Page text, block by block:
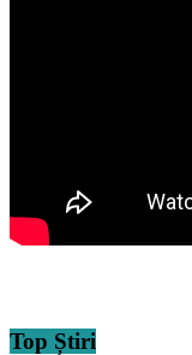
Top Știri